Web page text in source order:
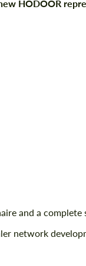
HODOOR
and a
network